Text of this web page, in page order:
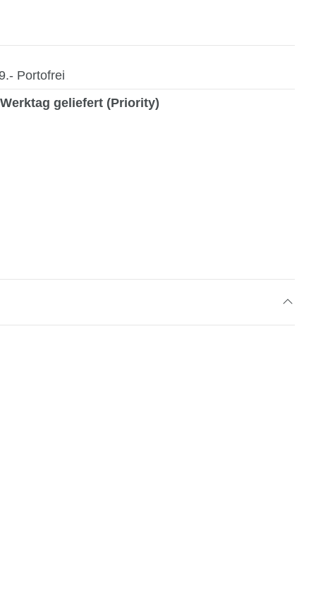
Portofrei
geliefert (Priority)